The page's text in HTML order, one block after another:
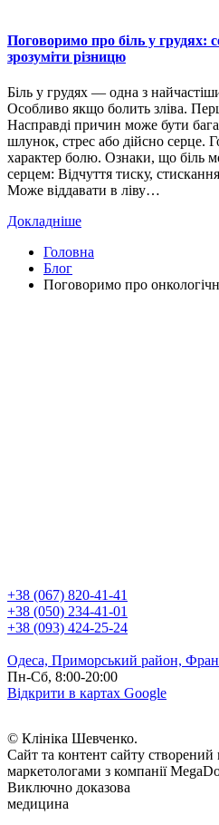
Поговоримо про біль у грудях:
зрозуміти різницю
Біль у грудях — одна з
Особливо якщо болить зліва.
Насправді причин може бути
шлунок, стрес або дійсно серце.
характер болю. Ознаки, що біль
серцем: Відчуття тиску,
Може віддавати в ліву…
Докладніше
Головна
Блог
Поговоримо про
+38 (067) 820-41-41
+38 (050) 234-41-01
+38 (093) 424-25-24
Одеса, Приморський район,
Пн-Сб, 8:00-20:00
Відкрити в картах Google
© Клініка Шевченко.
Сайт та контент сайту
маркетологами з компанії
Виключно доказова
медицина